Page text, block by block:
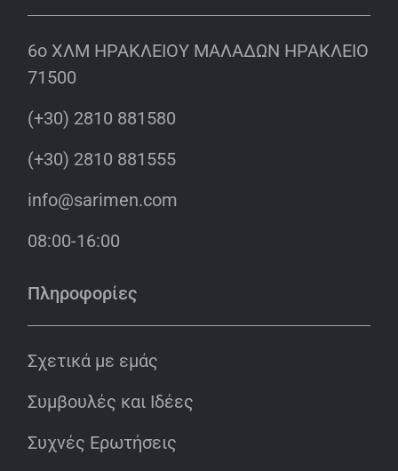
6o ΧΛΜ ΗΡΑΚΛΕΙΟΥ ΜΑΛΑΔΩΝ ΗΡΑΚΛΕΙΟ
71500
(+30) 2810 881580
(+30) 2810 881555
info@sarimen.com
08:00-16:00
Πληροφορίες
Σχετικά με εμάς
Συμβουλές και Ιδέες
Συχνές Ερωτήσεις